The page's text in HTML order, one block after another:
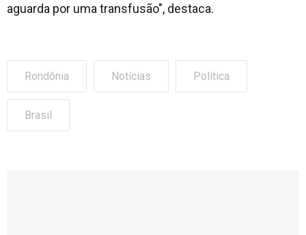
aguarda por uma transfusão", destaca.
Rondônia Notícias Política
Brasil